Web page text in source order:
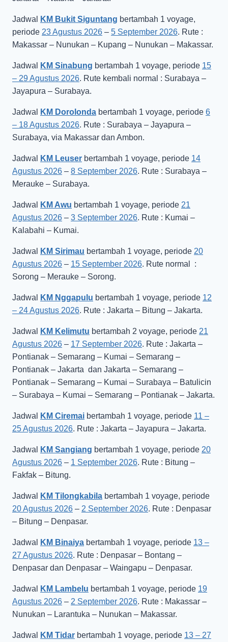
Jadwal KM Bukit Siguntang bertambah 1 voyage,
periode 23 Agustus 2026 – 5 September 2026. Rute :
Makassar – Nunukan – Kupang – Nunukan – Makassar.
Jadwal KM Sinabung bertambah 1 voyage, periode 15
– 29 Agustus 2026. Rute kembali normal : Surabaya –
Jayapura – Surabaya.
Jadwal KM Dorolonda bertambah 1 voyage, periode 6
– 18 Agustus 2026. Rute : Surabaya – Jayapura –
Surabaya, via Makassar dan Ambon.
Jadwal KM Leuser bertambah 1 voyage, periode 14
Agustus 2026 – 8 September 2026. Rute : Surabaya –
Merauke – Surabaya.
Jadwal KM Awu bertambah 1 voyage, periode 21
Agustus 2026 – 3 September 2026. Rute : Kumai –
Kalabahi – Kumai.
Jadwal KM Sirimau bertambah 1 voyage, periode 20
Agustus 2026 – 15 September 2026. Rute normal :
Sorong – Merauke – Sorong.
Jadwal KM Nggapulu bertambah 1 voyage, periode 12
– 24 Agustus 2026. Rute : Jakarta – Bitung – Jakarta.
Jadwal KM Kelimutu bertambah 2 voyage, periode 21
Agustus 2026 – 17 September 2026. Rute : Jakarta –
Pontianak – Semarang – Kumai – Semarang –
Pontianak – Jakarta dan Jakarta – Semarang –
Pontianak – Semarang – Kumai – Surabaya – Batulicin
– Surabaya – Kumai – Semarang – Pontianak – Jakarta.
Jadwal KM Ciremai bertambah 1 voyage, periode 11 –
25 Agustus 2026. Rute : Jakarta – Jayapura – Jakarta.
Jadwal KM Sangiang bertambah 1 voyage, periode 20
Agustus 2026 – 1 September 2026. Rute : Bitung –
Fakfak – Bitung.
Jadwal KM Tilongkabila bertambah 1 voyage, periode
20 Agustus 2026 – 2 September 2026. Rute : Denpasar
– Bitung – Denpasar.
Jadwal KM Binaiya bertambah 1 voyage, periode 13 –
27 Agustus 2026. Rute : Denpasar – Bontang –
Denpasar dan Denpasar – Waingapu – Denpasar.
Jadwal KM Lambelu bertambah 1 voyage, periode 19
Agustus 2026 – 2 September 2026. Rute : Makassar –
Nunukan – Larantuka – Nunukan – Makassar.
Jadwal KM Tidar bertambah 1 voyage, periode 13 – 27